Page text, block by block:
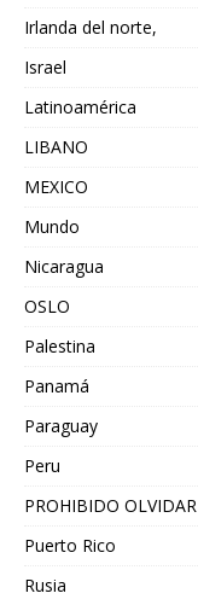
Irlanda del norte,
Israel
Latinoamérica
LIBANO
MEXICO
Mundo
Nicaragua
OSLO
Palestina
Panamá
Paraguay
Peru
PROHIBIDO OLVIDAR
Puerto Rico
Rusia